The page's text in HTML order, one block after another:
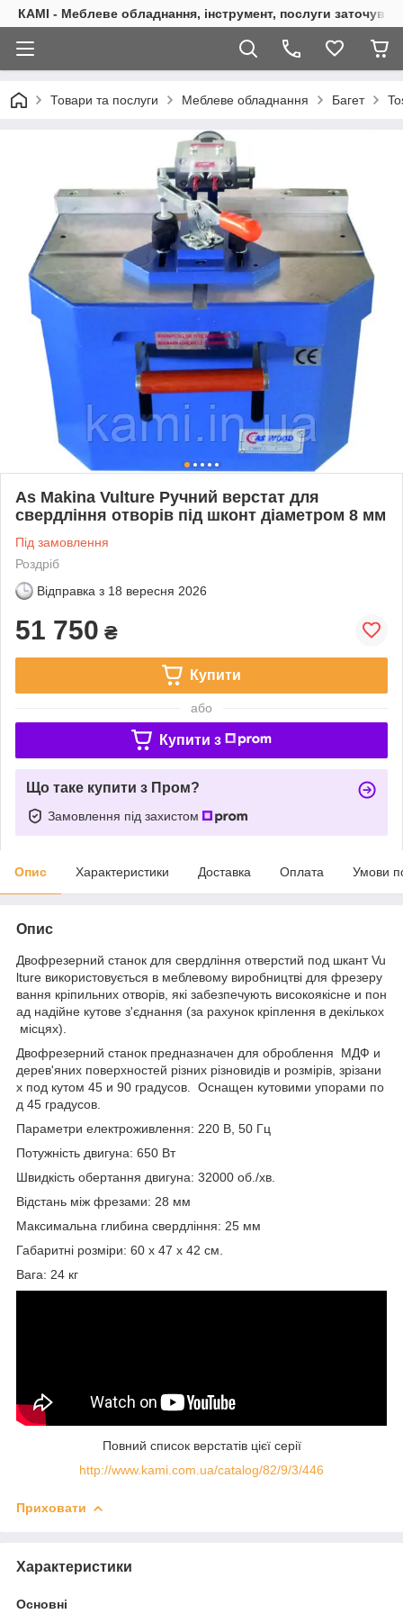
КАМІ - Меблеве обладнання, інструмент, послуги
Товари та послуги Меблеве обладнання Багет
As Makina Vulture Ручний верстат для
свердління отворів під шконт діаметром 8 мм
Під замовлення
Роздріб
Відправка з 18 вересня 2026
51 750 ₴
Купити
або
Купити з
Що таке купити з Пром?
Замовлення під захистом
Опис Характеристики Доставка Оплата Умови
Опис
Двофрезерний станок для свердління отверстий под шкант Vu
lture використовується в меблевому виробництві для фрезеру
вання кріпильних отворів, які забезпечують високоякісне и пон
ад надійне кутове з'єднання (за рахунок кріплення в декількох
місцях).
Двофрезерний станок предназначен для оброблення МДФ и
дерев'яних поверхностей різних різновидів и розмірів, зрізани
х под кутом 45 и 90 градусов. Оснащен кутовими упорами по
д 45 градусов.
Параметри електроживлення: 220 В, 50 Гц
Потужність двигуна: 650 Вт
Швидкість обертання двигуна: 32000 об./хв.
Відстань між фрезами: 28 мм
Максимальна глибина свердління: 25 мм
Габаритні розміри: 60 х 47 х 42 см.
Вага: 24 кг
Повний список верстатів цієї серії
http://www.kami.com.ua/catalog/82/9/3/446
Приховати
Характеристики
Основні